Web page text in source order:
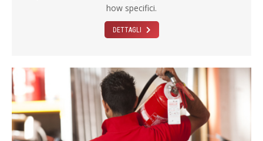
how specifici.
DETTAGLI